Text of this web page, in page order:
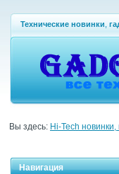
Технические новинки
Вы здесь: Hi-Tech
Навигация